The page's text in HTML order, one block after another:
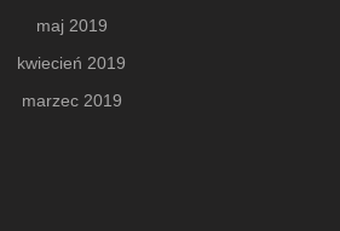
maj 2019
kwiecień 2019
marzec 2019